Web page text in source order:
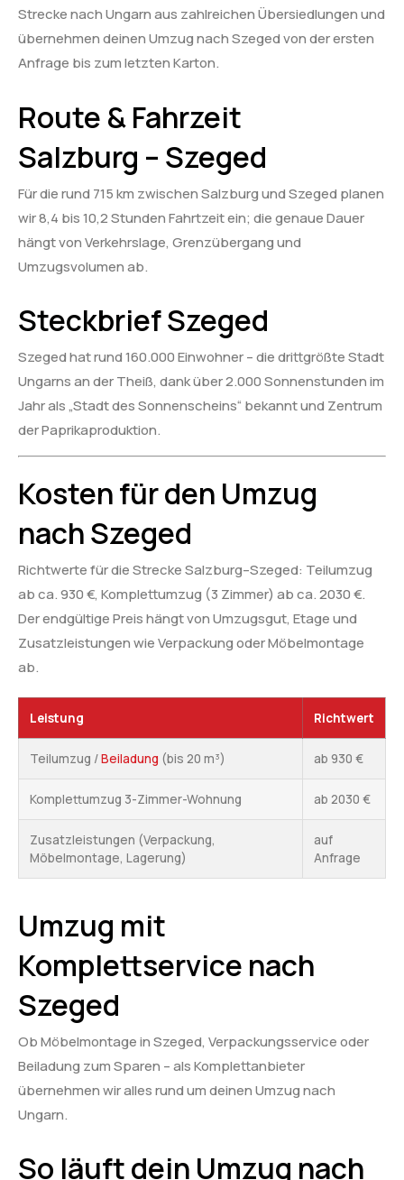
Strecke nach Ungarn aus zahlreichen Übersiedlungen und
übernehmen deinen Umzug nach Szeged von der ersten
Anfrage bis zum letzten Karton.
Route & Fahrzeit
Salzburg – Szeged
Für die rund 715 km zwischen Salzburg und Szeged planen
wir 8,4 bis 10,2 Stunden Fahrtzeit ein; die genaue Dauer
hängt von Verkehrslage, Grenzübergang und
Umzugsvolumen ab.
Steckbrief Szeged
Szeged hat rund 160.000 Einwohner – die drittgrößte Stadt
Ungarns an der Theiß, dank über 2.000 Sonnenstunden im
Jahr als „Stadt des Sonnenscheins“ bekannt und Zentrum
der Paprikaproduktion.
Kosten für den Umzug
nach Szeged
Richtwerte für die Strecke Salzburg–Szeged: Teilumzug
ab ca. 930 €, Komplettumzug (3 Zimmer) ab ca. 2030 €.
Der endgültige Preis hängt von Umzugsgut, Etage und
Zusatzleistungen wie Verpackung oder Möbelmontage
ab.
Leistung Richtwert
Teilumzug /Beiladung (bis 20 m³) ab 930 €
Komplettumzug 3-Zimmer-Wohnung ab 2030 €
Zusatzleistungen (Verpackung,
Möbelmontage, Lagerung)
auf
Anfrage
Umzug mit
Komplettservice nach
Szeged
Ob Möbelmontage in Szeged, Verpackungsservice oder
Beiladung zum Sparen – als Komplettanbieter
übernehmen wir alles rund um deinen Umzug nach
Ungarn.
So läuft dein Umzug nach